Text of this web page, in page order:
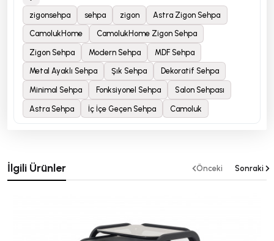
zigonsehpa sehpa zigon Astra Zigon Sehpa
CamolukHome CamolukHome Zigon Sehpa
Zigon Sehpa Modern Sehpa MDF Sehpa
Metal Ayaklı Sehpa Şık Sehpa Dekoratif Sehpa
Minimal Sehpa Fonksiyonel Sehpa Salon Sehpası
Astra Sehpa İç İçe Geçen Sehpa Camoluk
İlgili Ürünler Önceki Sonraki